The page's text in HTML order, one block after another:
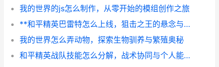
我的世界的js怎么制作，从零开始的模组创作之旅
**和平精英巴雷特怎么上线，狙击之王的悬念与展望**
我的世界怎么弄动物，探索生物驯养与繁殖奥秘
和平精英战队技能怎么分解，战术协同与个人能力的融合之道